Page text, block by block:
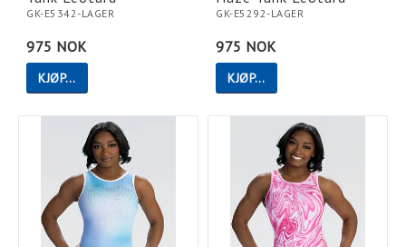
GK-E5342-LAGER
975 NOK
KJØP…
GK-E5292-LAGER
975 NOK
KJØP…